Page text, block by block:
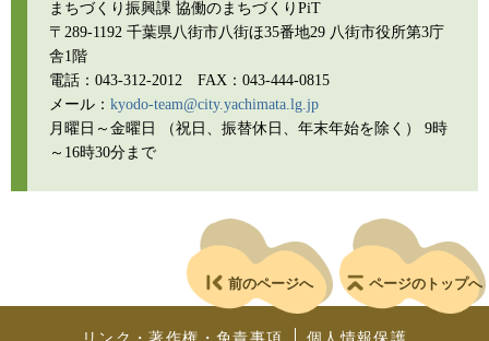
まちづくり振興課 協働のまちづくりPiT
​〒289-1192 千葉県八街市八街ほ35番地29 八街市役所第3庁
舎1階
電話：043-312-2012 FAX：043-444-0815
メール： kyodo-team@city.yachimata.lg.jp
月曜日～金曜日 （祝日、振替休日、年末年始を除く） 9時
～16時30分まで
前のページへ ページのトップへ